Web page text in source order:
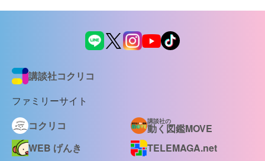
講談社コクリコ
ファミリーサイト
コクリコ
講談社の
動く図鑑MOVE
WEB げんき
TELEMAGA.net